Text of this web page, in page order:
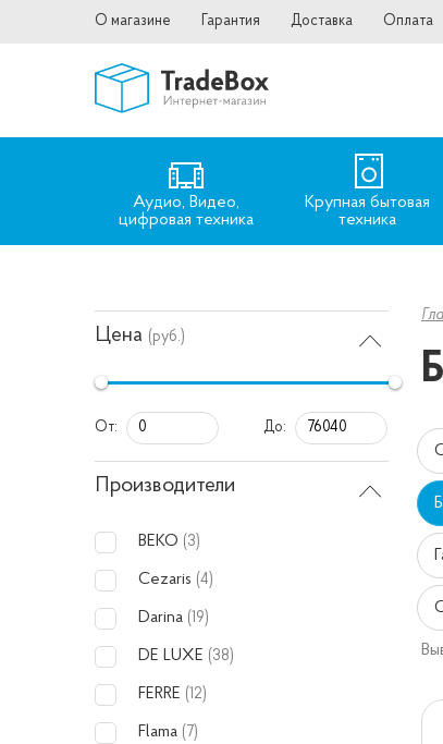
О магазине Гарантия Доставка Оплата
Аудио, Видео,
цифровая техника
Крупная бытовая
техника
Цена (руб.)
От: До:
Производители
BEKO (3)
Cezaris (4)
Darina (19)
DE LUXE (38)
FERRE (12)
Flama (7)